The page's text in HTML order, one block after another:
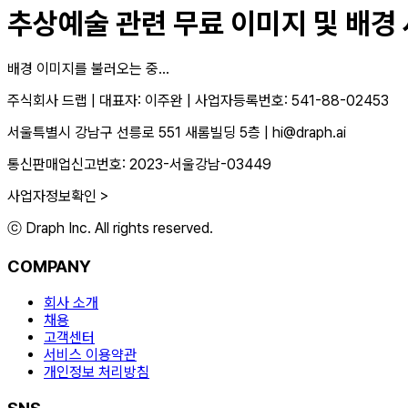
추상예술 관련 무료 이미지 및 배경
배경 이미지를 불러오는 중...
주식회사 드랩
대표자: 이주완
사업자등록번호: 541-88-02453
서울특별시 강남구 선릉로 551 새롬빌딩 5층
hi@draph.ai
통신판매업신고번호: 2023-서울강남-03449
사업자정보확인 >
ⓒ Draph Inc. All rights reserved.
COMPANY
회사 소개
채용
고객센터
서비스 이용약관
개인정보 처리방침